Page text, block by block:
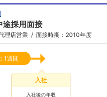
]
途採用面接
理店営業 面接時期：2010年度
1週間
入社
入社後の年収